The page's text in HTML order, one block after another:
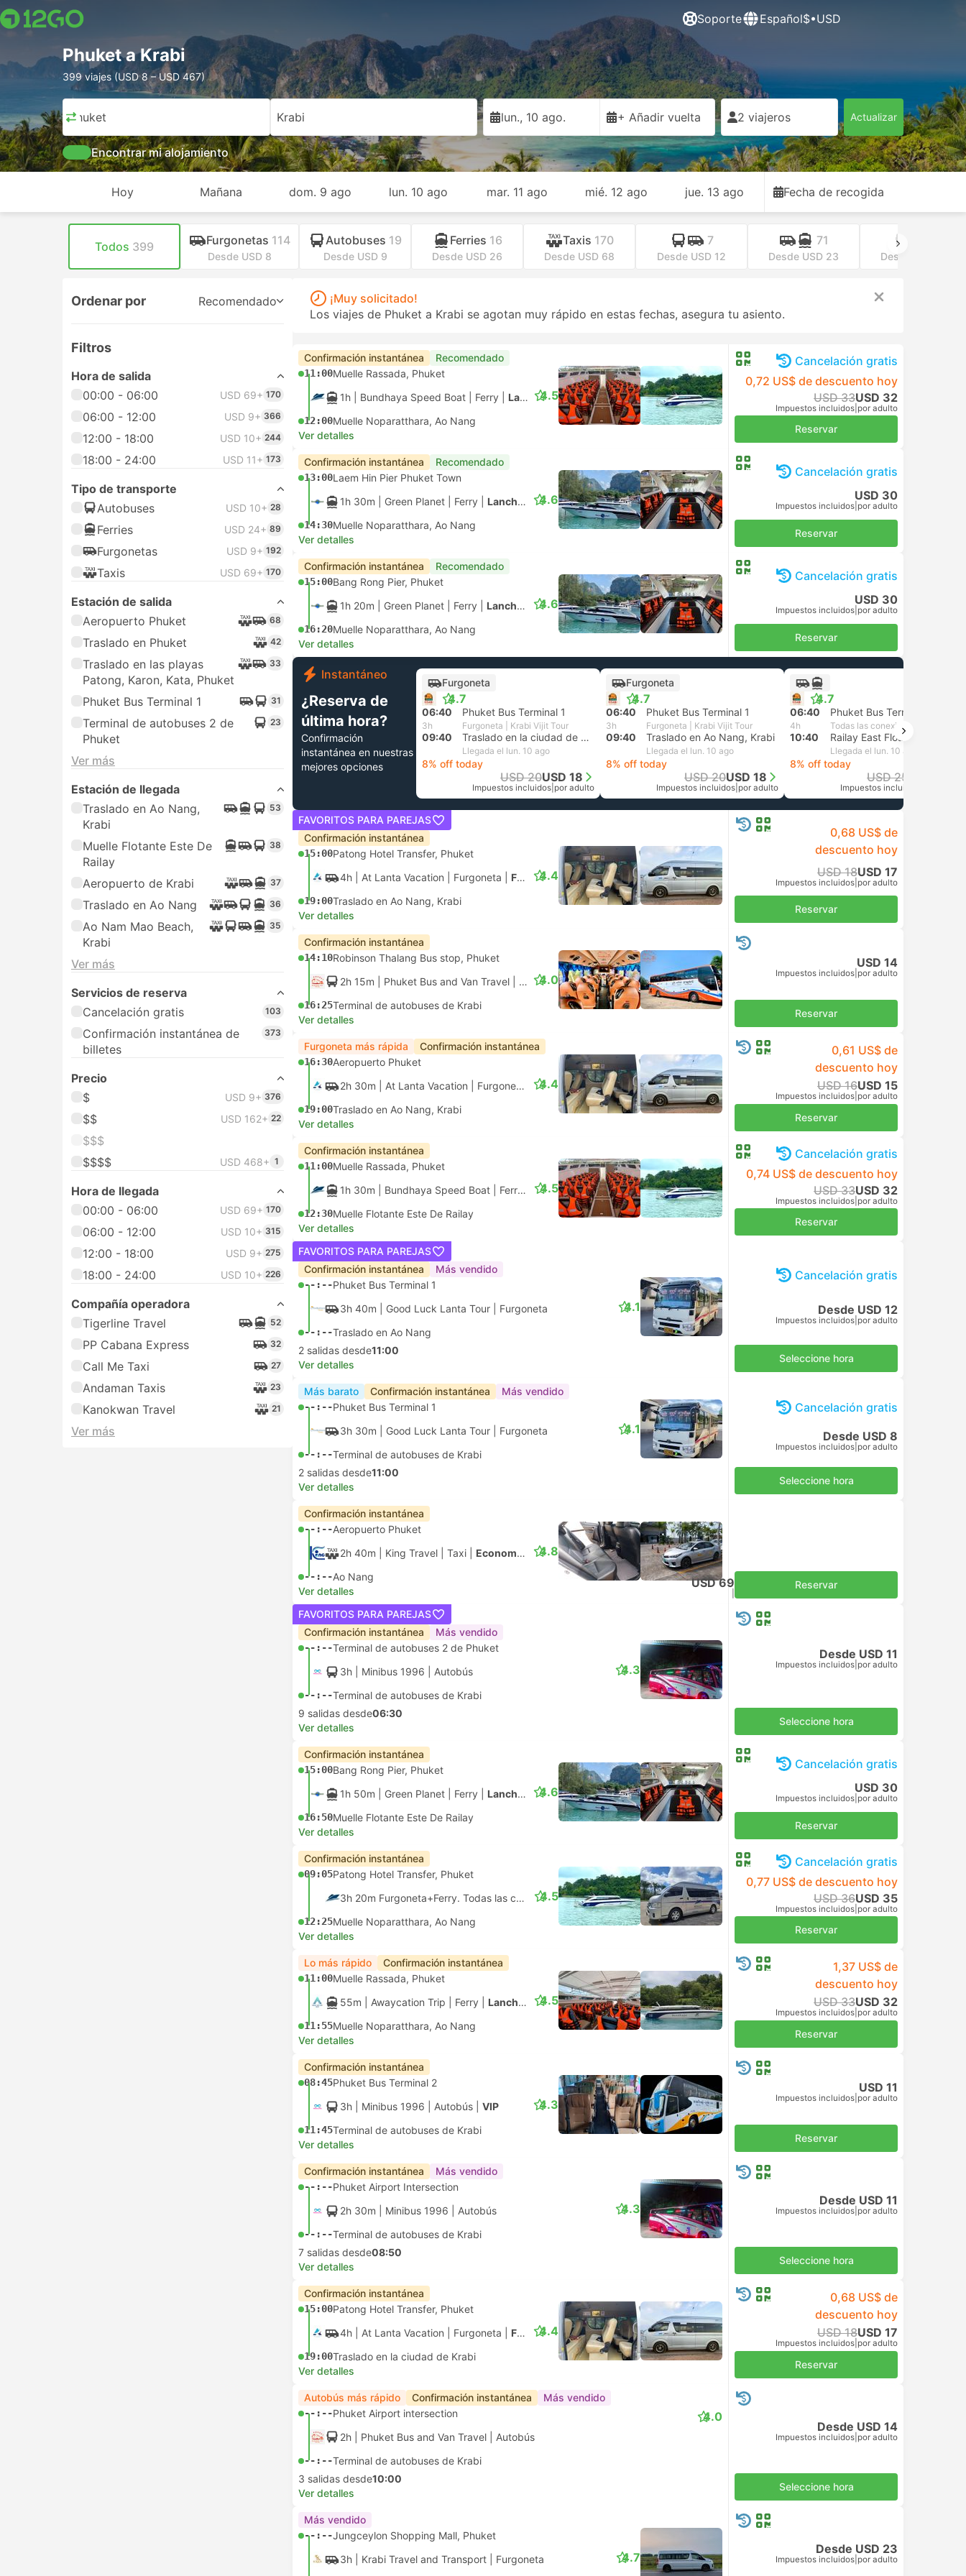
Soporte Español$•USD
Phuket a Krabi
399 viajes (USD 8 – USD 467)
Phuket Krabi lun., 10 ago. + Añadir vuelta 2 viajeros Actualizar
Encontrar mi alojamiento
Hoy Mañana dom. 9 ago lun. 10 ago mar. 11 ago mié. 12 ago jue. 13 ago Fecha de recogida
Todos 399 Furgonetas 114
Desde USD 8
Autobuses 19
Desde USD 9
Ferries 16
Desde USD 26
Taxis 170
Desde USD 68
7
Desde USD 12
71
Desde USD 23 Desde USD 29
Ordenar por Recomendado
Filtros
Hora de salida
00:00 - 06:00
USD 69+ 170
06:00 - 12:00 USD 9+ 366
12:00 - 18:00 USD 10+ 244
18:00 - 24:00 USD 11+ 173
Tipo de transporte
Autobuses
USD 10+ 28
Ferries USD 24+ 89
Furgonetas USD 9+ 192
Taxis USD 69+ 170
Estación de salida
Aeropuerto Phuket
68
Traslado en Phuket 42
Traslado en las playas
Patong, Karon, Kata, Phuket
33
Phuket Bus Terminal 1 31
Terminal de autobuses 2 de
Phuket
23
Ver más
Estación de llegada
Traslado en Ao Nang,
Krabi
53
Muelle Flotante Este De
Railay
38
Aeropuerto de Krabi 37
Traslado en Ao Nang 36
Ao Nam Mao Beach,
Krabi
35
Ver más
Servicios de reserva
Cancelación gratis
103
Confirmación instantánea de
billetes
373
Precio
$
USD 9+ 376
$$ USD 162+ 22
$$$
$$$$
USD 468+ 1
Hora de llegada
00:00 - 06:00
USD 69+ 170
06:00 - 12:00 USD 10+ 315
12:00 - 18:00 USD 9+ 275
18:00 - 24:00 USD 10+ 226
Compañía operadora
Tigerline Travel
52
PP Cabana Express 32
Call Me Taxi 27
Andaman Taxis 23
Kanokwan Travel 21
Ver más
¡Muy solicitado!
Los viajes de Phuket a Krabi se agotan muy rápido en estas fechas, asegura tu asiento.
Confirmación instantánea Recomendado
11:00Muelle Rassada, Phuket
1h | Bundhaya Speed Boat Ferry Lancha motora
12:00Muelle Noparatthara, Ao Nang
4.5
Ver detalles
Cancelación gratis
0,72 US$ de descuento hoy
USD 33USD 32
Impuestos incluidos por adulto
Reservar
Confirmación instantánea Recomendado
13:00Laem Hin Pier Phuket Town
1h 30m | Green Planet Ferry Lancha motora
14:30Muelle Noparatthara, Ao Nang
4.6
Ver detalles
Cancelación gratis
USD 30
Impuestos incluidos por adulto
Reservar
Confirmación instantánea Recomendado
15:00Bang Rong Pier, Phuket
1h 20m | Green Planet Ferry Lancha motora
16:20Muelle Noparatthara, Ao Nang
4.6
Ver detalles
Cancelación gratis
USD 30
Impuestos incluidos por adulto
Reservar
Instantáneo
¿Reserva de
última hora?
Confirmación
instantánea en nuestras
mejores opciones
Furgoneta
4.7
06:40 Phuket Bus Terminal 1
3h Furgoneta | Krabi Vijit Tour
09:40 Traslado en la ciudad de Krabi
Llegada el lun. 10 ago
8% off today
USD 20USD 18
Impuestos incluidos por adulto
Furgoneta
4.7
06:40 Phuket Bus Terminal 1
3h Furgoneta | Krabi Vijit Tour
09:40 Traslado en Ao Nang, Krabi
Llegada el lun. 10 ago
8% off today
USD 20USD 18
Impuestos incluidos por adulto
4.7
06:40 Phuket Bus Terminal 1
4h
10:40 Railay East Floating Pier
Llegada el lun. 10 ago
8% off today
USD 25
Impuestos incluidos
FAVORITOS PARA PAREJAS
Confirmación instantánea
15:00Patong Hotel Transfer, Phuket
4h | At Lanta Vacation Furgoneta Furgoneta
19:00Traslado en Ao Nang, Krabi
4.4
Ver detalles
0,68 US$ de
descuento hoy
USD 18USD 17
Impuestos incluidos por adulto
Reservar
Confirmación instantánea
14:10Robinson Thalang Bus stop, Phuket
2h 15m | Phuket Bus and Van Travel Autobús|Autobús
16:25Terminal de autobuses de Krabi
4.0
Ver detalles
USD 14
Impuestos incluidos por adulto
Reservar
Furgoneta más rápida Confirmación instantánea
16:30Aeropuerto Phuket
2h 30m | At Lanta Vacation Furgoneta |Furgoneta
19:00Traslado en Ao Nang, Krabi
4.4
Ver detalles
0,61 US$ de
descuento hoy
USD 16USD 15
Impuestos incluidos por adulto
Reservar
Confirmación instantánea
11:00Muelle Rassada, Phuket
1h 30m | Bundhaya Speed Boat Ferry | Lancha motora
12:30Muelle Flotante Este De Railay
4.5
Ver detalles
Cancelación gratis
0,74 US$ de descuento hoy
USD 33USD 32
Impuestos incluidos por adulto
Reservar
FAVORITOS PARA PAREJAS
Confirmación instantánea
Más vendido
--:--Phuket Bus Terminal 1
3h 40m | Good Luck Lanta Tour Furgoneta
--:--Traslado en Ao Nang
4.1
2 salidas desde11:00
Ver detalles
Cancelación gratis
Desde USD 12
Impuestos incluidos por adulto
Seleccione hora
Más barato Confirmación instantánea Más vendido
--:--Phuket Bus Terminal 1
3h 30m | Good Luck Lanta Tour Furgoneta
--:--Terminal de autobuses de Krabi
4.1
2 salidas desde11:00
Ver detalles
Cancelación gratis
Desde USD 8
Impuestos incluidos por adulto
Seleccione hora
Confirmación instantánea
--:--Aeropuerto Phuket
2h 40m | King Travel Taxi Economy 3pax
--:--Ao Nang
4.8
Ver detalles
USD 69 Reservar
FAVORITOS PARA PAREJAS
Confirmación instantánea
Más vendido
--:--Terminal de autobuses 2 de Phuket
3h | Minibus 1996 Autobús
--:--Terminal de autobuses de Krabi
4.3
9 salidas desde06:30
Ver detalles
Desde USD 11
Impuestos incluidos por adulto
Seleccione hora
Confirmación instantánea
15:00Bang Rong Pier, Phuket
1h 50m | Green Planet Ferry Lancha motora
16:50Muelle Flotante Este De Railay
4.6
Ver detalles
Cancelación gratis
USD 30
Impuestos incluidos por adulto
Reservar
Confirmación instantánea
09:05Patong Hotel Transfer, Phuket
3h 20m Furgoneta+Ferry. Todas las conexiones garantizadas
12:25Muelle Noparatthara, Ao Nang
4.5
Ver detalles
Cancelación gratis
0,77 US$ de descuento hoy
USD 36USD 35
Impuestos incluidos por adulto
Reservar
Lo más rápido Confirmación instantánea
11:00Muelle Rassada, Phuket
55m | Awaycation Trip Ferry Lancha motora
11:55Muelle Noparatthara, Ao Nang
4.5
Ver detalles
1,37 US$ de
descuento hoy
USD 33USD 32
Impuestos incluidos por adulto
Reservar
Confirmación instantánea
08:45Phuket Bus Terminal 2
3h | Minibus 1996 Autobús VIP
11:45Terminal de autobuses de Krabi
4.3
Ver detalles
USD 11
Impuestos incluidos por adulto
Reservar
Confirmación instantánea Más vendido
--:--Phuket Airport Intersection
2h 30m | Minibus 1996 Autobús
--:--Terminal de autobuses de Krabi
4.3
7 salidas desde08:50
Ver detalles
Desde USD 11
Impuestos incluidos por adulto
Seleccione hora
Confirmación instantánea
15:00Patong Hotel Transfer, Phuket
4h | At Lanta Vacation Furgoneta Furgoneta
19:00Traslado en la ciudad de Krabi
4.4
Ver detalles
0,68 US$ de
descuento hoy
USD 18USD 17
Impuestos incluidos por adulto
Reservar
Autobús más rápido Confirmación instantánea Más vendido
--:--Phuket Airport intersection
2h | Phuket Bus and Van Travel Autobús
--:--Terminal de autobuses de Krabi
4.0
3 salidas desde10:00
Ver detalles
Desde USD 14
Impuestos incluidos por adulto
Seleccione hora
Más vendido
--:--Jungceylon Shopping Mall, Phuket
3h | Krabi Travel and Transport Furgoneta 4.7
Desde USD 23
Impuestos incluidos por adulto